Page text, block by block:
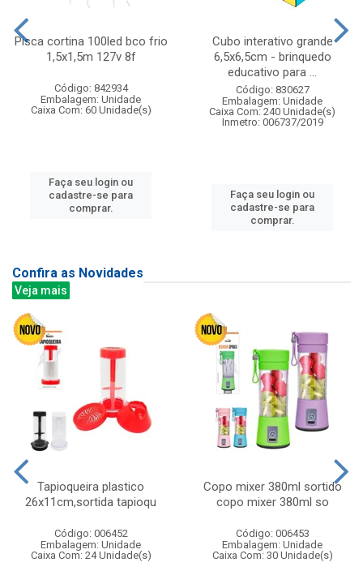
Pisca cortina 100led bco frio
1,5x1,5m 127v 8f
Código: 842934
Embalagem: Unidade
Caixa Com: 60 Unidade(s)
Faça seu login ou
cadastre-se para
comprar.
Cubo interativo grande
6,5x6,5cm - brinquedo
educativo para ...
Código: 830627
Embalagem: Unidade
Caixa Com: 240 Unidade(s)
Inmetro: 006737/2019
Faça seu login ou
cadastre-se para
comprar.
Confira as Novidades
Veja mais
Tapioqueira plastico
26x11cm,sortida tapioqu
Código: 006452
Embalagem: Unidade
Caixa Com: 24 Unidade(s)
Copo mixer 380ml sortido
copo mixer 380ml so
Código: 006453
Embalagem: Unidade
Caixa Com: 30 Unidade(s)